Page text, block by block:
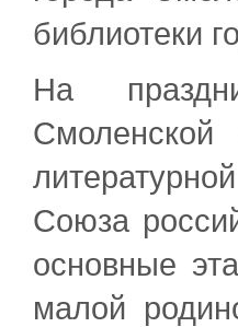
библиотеки
На
Союза
основные
малой